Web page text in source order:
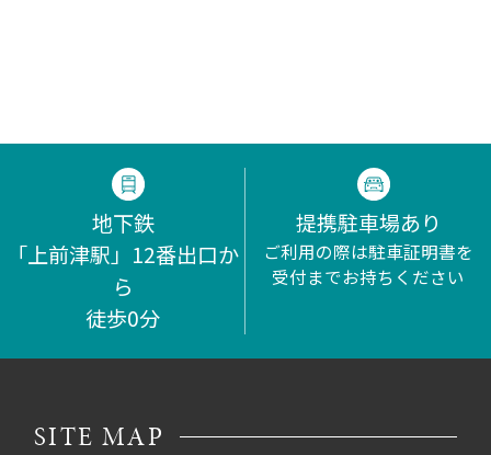
地下鉄
「上前津駅」12番出口か
ら
徒歩0分
提携駐車場あり
ご利用の際は駐車証明書を
受付までお持ちください
SITE MAP